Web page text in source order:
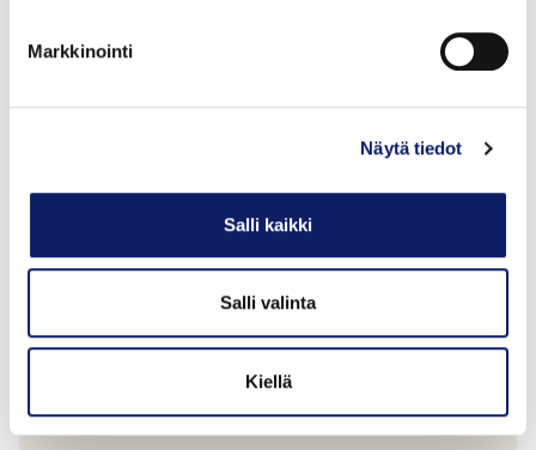
Markkinointi
Näytä tiedot
Salli kaikki
Salli valinta
Kiellä
RAPION TUOTE OY